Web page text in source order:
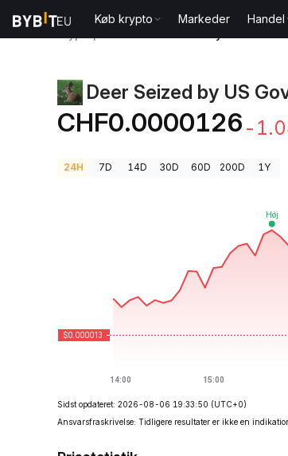
Køb krypto Markeder Handel
Deer Seized by US
CHF0.0000126 -
24H 7D 14D 30D 60D 200D 1Y
Sidst opdateret: 2026-08-06 19:33:50 (UTC+0)
Ansvarsfraskrivelse: Tidligere resultater er ikke en